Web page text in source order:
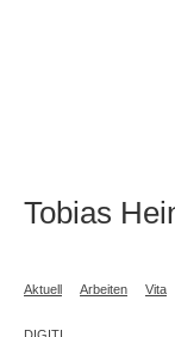
Tobias
Aktuell Arbeiten Vita
DIGITI